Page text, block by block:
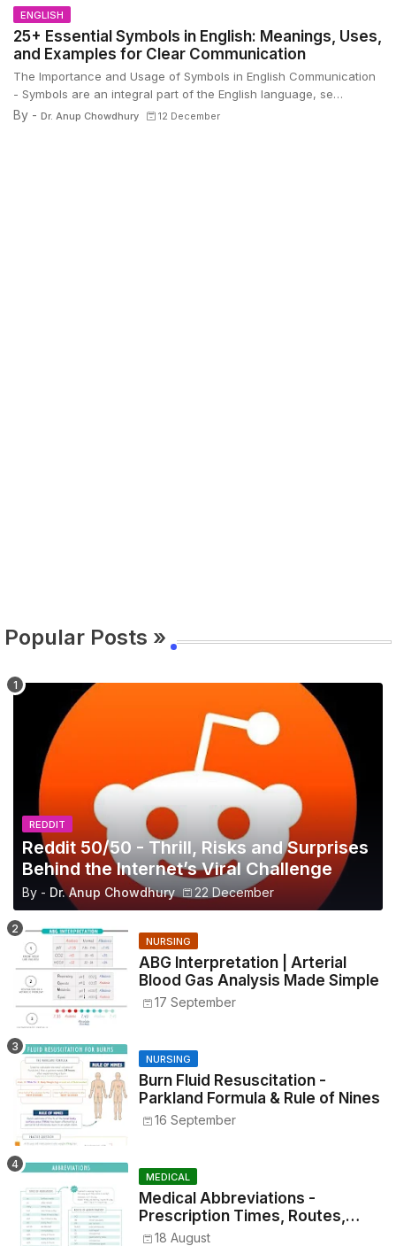
ENGLISH
25+ Essential Symbols in English: Meanings, Uses,
and Examples for Clear Communication
The Importance and Usage of Symbols in English Communication
- Symbols are an integral part of the English language, se…
By - Dr. Anup Chowdhury 12 December
Popular Posts »
REDDIT
Reddit 50/50 - Thrill, Risks and Surprises
Behind the Internet’s Viral Challenge
By - Dr. Anup Chowdhury 22 December
NURSING
ABG Interpretation | Arterial
Blood Gas Analysis Made Simple
17 September
NURSING
Burn Fluid Resuscitation -
Parkland Formula & Rule of Nines
16 September
MEDICAL
Medical Abbreviations -
Prescription Times, Routes,
Metrics, and Drug Preparations
18 August